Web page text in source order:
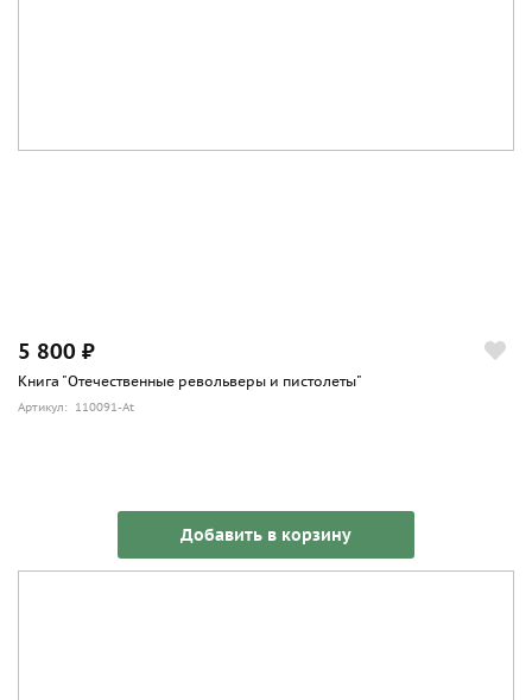
5 800 ₽
Книга "Отечественные револьверы и пистолеты"
Артикул: 110091-At
Добавить в корзину